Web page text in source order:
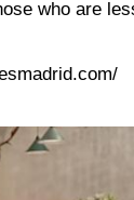
who are